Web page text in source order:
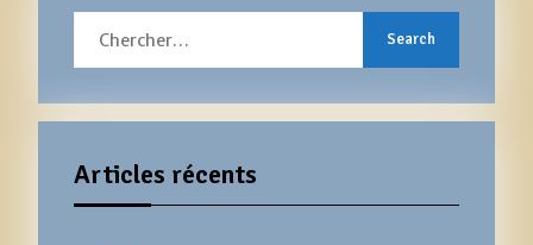
for:
Articles récents